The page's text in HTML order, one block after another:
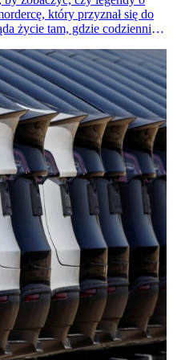
który przyznał się do
życie tam, gdzie codziennie